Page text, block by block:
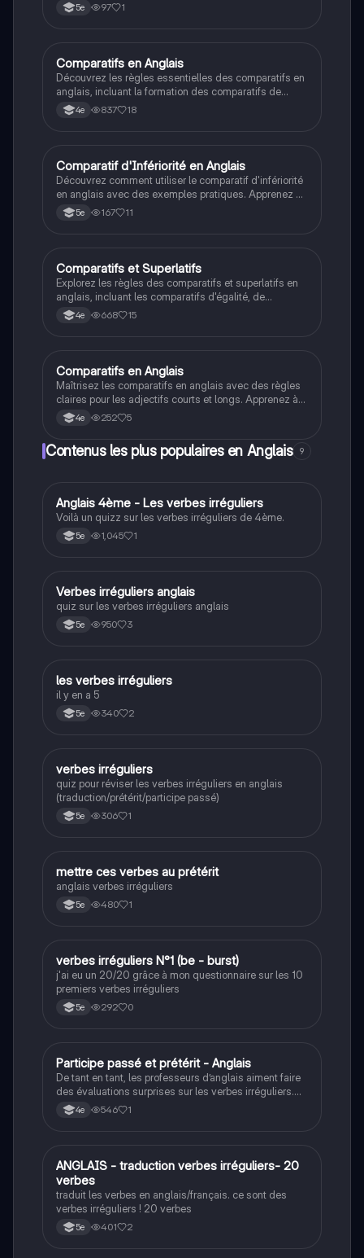
des exemples pratiques et des conseils pour former
5e 97 1
Anglais
Comparatifs en Anglais
Découvrez les règles essentielles des comparatifs en
anglais, incluant la formation des comparatifs de
supériorité, d'égalité et d'infériorité. Ce résumé aborde
les adjectifs d'une syllabe, les adjectifs en 'Y', ainsi
4e 837 18
Anglais
Comparatif d'Infériorité en Anglais
Découvrez comment utiliser le comparatif d'infériorité
en anglais avec des exemples pratiques. Apprenez à
former des phrases en utilisant 'moins' et à comparer
des adjectifs sans exceptions. Ce document est une
5e 167 11
Anglais
Comparatifs et Superlatifs
Explorez les règles des comparatifs et superlatifs en
anglais, incluant les comparatifs d'égalité, de
supériorité et d'infériorité. Ce document est idéal pour
les élèves de la 4ème à la terminale, offrant des
4e 668 15
Anglais
Comparatifs en Anglais
Maîtrisez les comparatifs en anglais avec des règles
claires pour les adjectifs courts et longs. Apprenez à
former les comparatifs de supériorité, d'égalité et
d'infériorité à travers des exemples pratiques. Type:
4e 252 5
Contenus les plus populaires en Anglais 9
AAnglais
Anglais 4ème - Les verbes irréguliers
Voilà un quizz sur les verbes irréguliers de 4ème.
5e 1,045 1
VAnglais
Verbes irréguliers anglais
quiz sur les verbes irréguliers anglais
5e 950 3
LAnglais
les verbes irréguliers
il y en a 5
5e 340 2
VAnglais
verbes irréguliers
quiz pour réviser les verbes irréguliers en anglais
(traduction/prétérit/participe passé)
5e 306 1
MAnglais
mettre ces verbes au prétérit
anglais verbes irréguliers
5e 480 1
VAnglais
verbes irréguliers N°1 (be - burst)
j'ai eu un 20/20 grâce à mon questionnaire sur les 10
premiers verbes irréguliers
5e 292 0
PAnglais
Participe passé et prétérit - Anglais
De tant en tant, les professeurs d’anglais aiment faire
des évaluations surprises sur les verbes irréguliers.
Ce quiz va vous aidez à réviser quelques verbes
irréguliers.
4e 546 1
AAnglais
ANGLAIS - traduction verbes irréguliers- 20
verbes
traduit les verbes en anglais/français. ce sont des
verbes irréguliers ! 20 verbes
5e 401 2